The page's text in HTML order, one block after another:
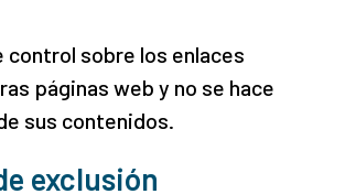
control sobre los enlaces
páginas web y no se hace
sus contenidos.
exclusión